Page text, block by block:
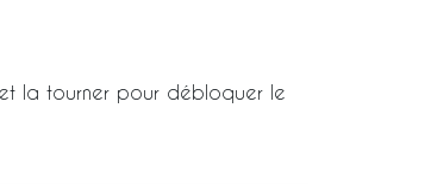
la tourner pour débloquer le